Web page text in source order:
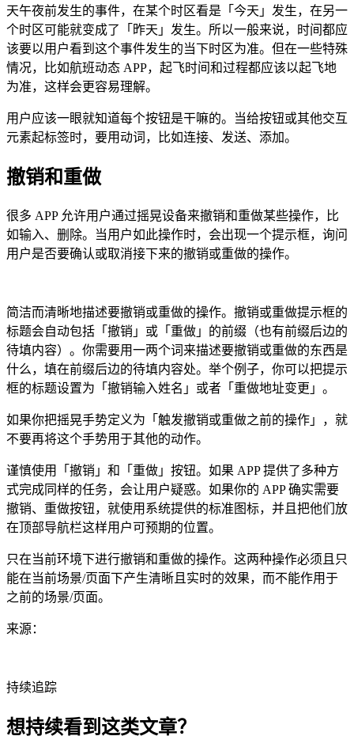
天午夜前发生的事件，在某个时区看是「今天」发生，在另一
个时区可能就变成了「昨天」发生。所以一般来说，时间都应
该要以用户看到这个事件发生的当下时区为准。但在一些特殊
情况，比如航班动态 APP，起飞时间和过程都应该以起飞地
为准，这样会更容易理解。
用户应该一眼就知道每个按钮是干嘛的。当给按钮或其他交互
元素起标签时，要用动词，比如连接、发送、添加。
撤销和重做
很多 APP 允许用户通过摇晃设备来撤销和重做某些操作，比
如输入、删除。当用户如此操作时，会出现一个提示框，询问
用户是否要确认或取消接下来的撤销或重做的操作。
简洁而清晰地描述要撤销或重做的操作。撤销或重做提示框的
标题会自动包括「撤销」或「重做」的前缀（也有前缀后边的
待填内容）。你需要用一两个词来描述要撤销或重做的东西是
什么，填在前缀后边的待填内容处。举个例子，你可以把提示
框的标题设置为「撤销输入姓名」或者「重做地址变更」。
如果你把摇晃手势定义为「触发撤销或重做之前的操作」，就
不要再将这个手势用于其他的动作。
谨慎使用「撤销」和「重做」按钮。如果 APP 提供了多种方
式完成同样的任务，会让用户疑惑。如果你的 APP 确实需要
撤销、重做按钮，就使用系统提供的标准图标，并且把他们放
在顶部导航栏这样用户可预期的位置。
只在当前环境下进行撤销和重做的操作。这两种操作必须且只
能在当前场景/页面下产生清晰且实时的效果，而不能作用于
之前的场景/页面。
来源：
持续追踪
想持续看到这类文章？